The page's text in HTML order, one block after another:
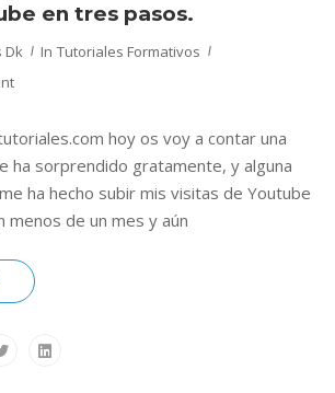
en tres pasos.
Dk In Tutoriales Formativos
hoy os voy a contar una
ha sorprendido gratamente, y alguna
ha hecho subir mis visitas de Youtube
menos de un mes y aún